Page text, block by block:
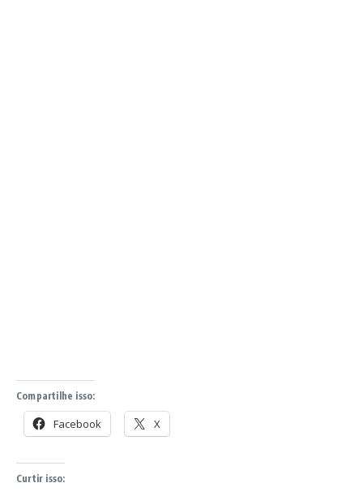
Compartilhe isso:
Facebook X
Curtir isso: